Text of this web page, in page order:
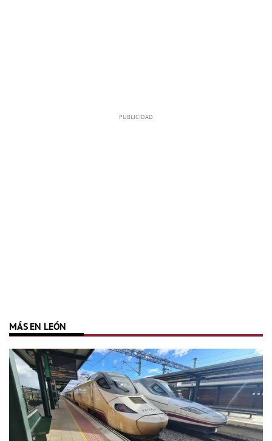
MÁS EN LEÓN